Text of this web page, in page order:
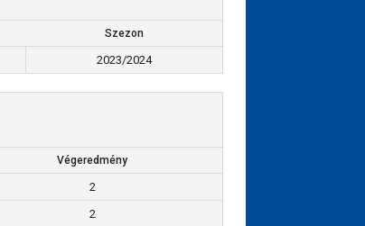
Szezon
2023/2024
Végeredmény
2
2